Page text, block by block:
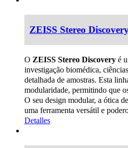
ZEISS Stereo
O ZEISS Stereo Discovery é
investigação biomédica,
detalhada de amostras. Esta
modularidade, permitindo que
O seu design modular, a ótica
uma ferramenta versátil e
Detalles